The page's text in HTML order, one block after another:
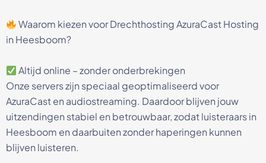
Waarom kiezen voor Drechthosting AzuraCast Hosting
in Heesboom?
Altijd online – zonder onderbrekingen
Onze servers zijn speciaal geoptimaliseerd voor
AzuraCast en audiostreaming. Daardoor blijven jouw
uitzendingen stabiel en betrouwbaar, zodat luisteraars in
Heesboom en daarbuiten zonder haperingen kunnen
blijven luisteren.